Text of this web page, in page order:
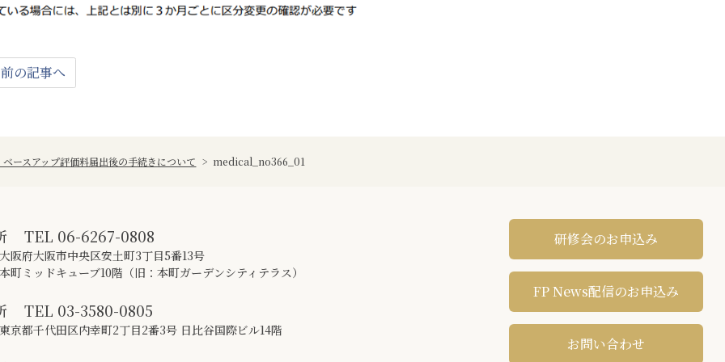
前の記事へ
ースアップ評価料届出後の手続きについて > medical_no366_01
TEL 06-6267-0808
大阪府大阪市中央区安土町3丁目5番13号
本町ミッドキューブ10階（旧：本町ガーデンシティテラス）
TEL 03-3580-0805
東京都千代田区内幸町2丁目2番3号 日比谷国際ビル14階
研修会のお申込み
FP News配信のお申込み
お問い合わせ